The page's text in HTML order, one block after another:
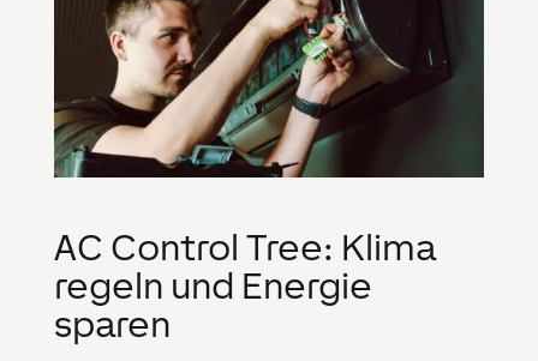
AC Control Tree: Klima
regeln und Energie
sparen